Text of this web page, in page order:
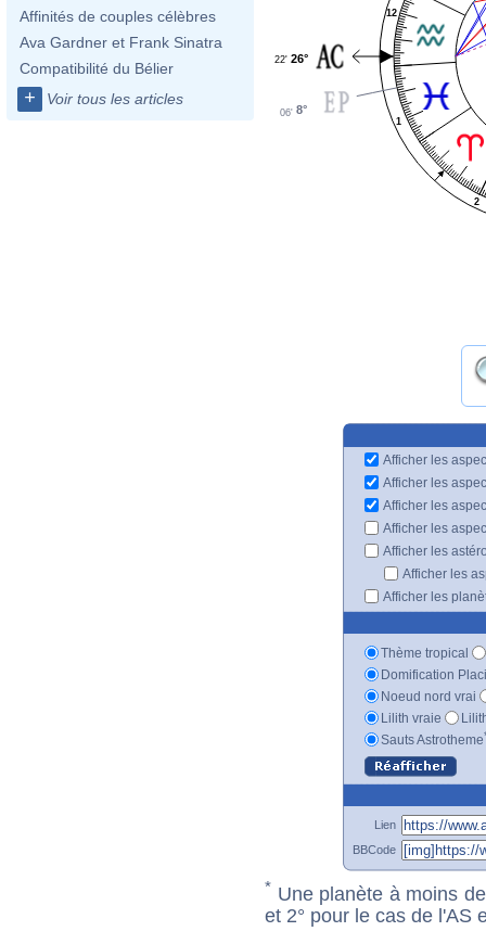
Affinités de couples célèbres
Ava Gardner et Frank Sinatra
Compatibilité du Bélier
+ Voir tous les articles
1
2
12
26°
22'
8°
06'
Afficher les
Afficher les
Afficher les
Afficher les
Afficher les
Afficher les
Afficher les
Thème tropical
Domification
Noeud nord vrai
Lilith vraie
Sauts Astrotheme
Lien
BBCode
* Une planète à moins
et 2° pour le cas de l'AS